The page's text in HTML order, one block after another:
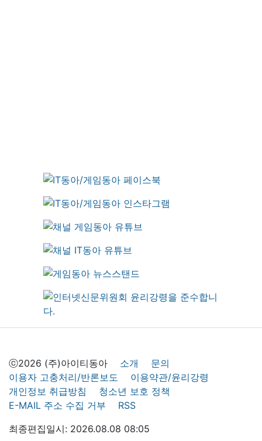
ⓒ2026 (주)아이티동아 소개
문의
이용자 고충처리/반론보도
이용약관/윤리강령
개인정보 취급방침
청소년 보호 정책
E-MAIL 주소 수집 거부
RSS
최종편집일시: 2026.08.08 08:05